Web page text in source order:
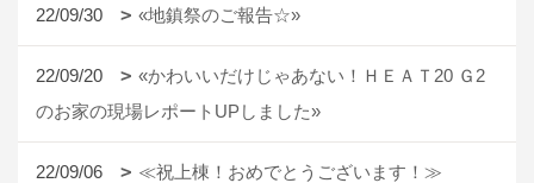
22/09/30 «地鎮祭のご報告☆»
22/09/20
«かわいいだけじゃあない！ＨＥＡＴ20 Ｇ2
のお家の現場レポートUPしました»
22/09/06 ≪祝上棟！おめでとうございます！≫